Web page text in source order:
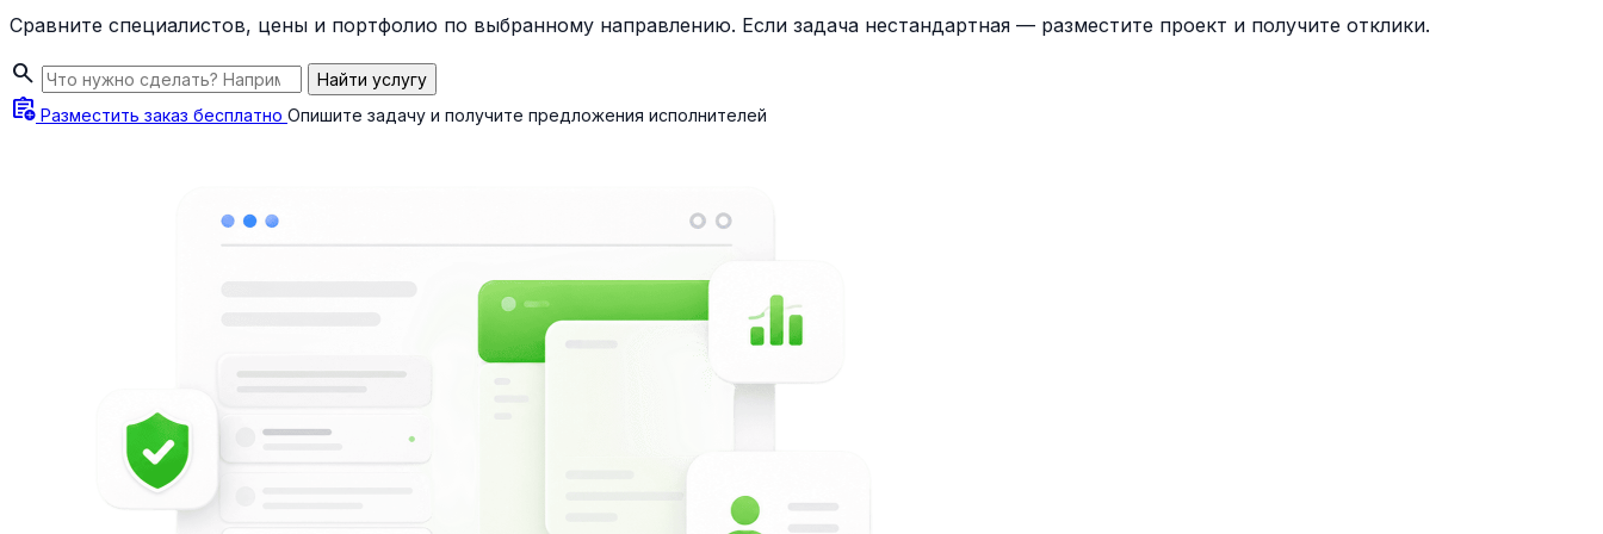
Сравните специалистов, цены и портфолио по выбранному направлению. Если задача нестандартная — разместите проект и получите отклики.
search Найти услугу
assignment_add Разместить заказ бесплатно Опишите задачу и получите предложения исполнителей